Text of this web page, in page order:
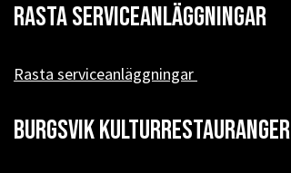
Rasta serviceanläggningar
Rasta serviceanläggningar
Burgsvik kulturrestauranger